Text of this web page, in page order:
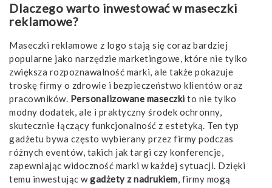
Dlaczego warto inwestować w maseczki
reklamowe?
Maseczki reklamowe z logo stają się coraz bardziej
popularne jako narzędzie marketingowe, które nie tylko
zwiększa rozpoznawalność marki, ale także pokazuje
troskę firmy o zdrowie i bezpieczeństwo klientów oraz
pracowników. Personalizowane maseczki to nie tylko
modny dodatek, ale i praktyczny środek ochronny,
skutecznie łączący funkcjonalność z estetyką. Ten typ
gadżetu bywa często wybierany przez firmy podczas
różnych eventów, takich jak targi czy konferencje,
zapewniając widoczność marki w każdej sytuacji. Dzięki
temu inwestując wgadżety z nadrukiem , firmy mogą